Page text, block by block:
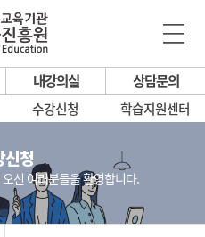
내강의실 상담문의
수강신청 학습지원센터
신청
신 여러분들을 환영합니다.